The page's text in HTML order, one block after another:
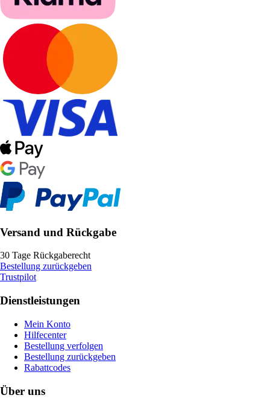
Versand und Rückgabe
30 Tage Rückgaberecht
Bestellung zurückgeben
Trustpilot
Dienstleistungen
Mein Konto
Hilfecenter
Bestellung verfolgen
Bestellung zurückgeben
Rabattcodes
Über uns